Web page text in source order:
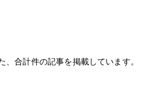
れた、合計 2 件の記事を掲載しています。